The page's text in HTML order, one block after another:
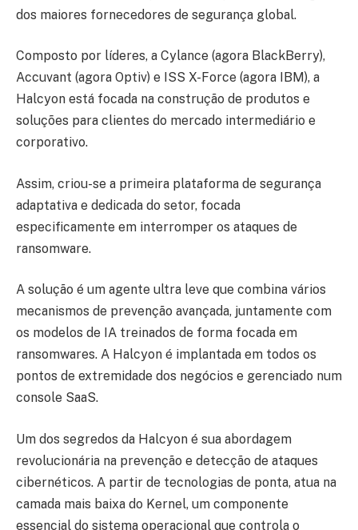
dos maiores fornecedores de segurança global.
Composto por líderes, a Cylance (agora BlackBerry),
Accuvant (agora Optiv) e ISS X-Force (agora IBM), a
Halcyon está focada na construção de produtos e
soluções para clientes do mercado intermediário e
corporativo.
Assim, criou-se a primeira plataforma de segurança
adaptativa e dedicada do setor, focada
especificamente em interromper os ataques de
ransomware.
A solução é um agente ultra leve que combina vários
mecanismos de prevenção avançada, juntamente com
os modelos de IA treinados de forma focada em
ransomwares. A Halcyon é implantada em todos os
pontos de extremidade dos negócios e gerenciado num
console SaaS.
Um dos segredos da Halcyon é sua abordagem
revolucionária na prevenção e detecção de ataques
cibernéticos. A partir de tecnologias de ponta, atua na
camada mais baixa do Kernel, um componente
essencial do sistema operacional que controla o